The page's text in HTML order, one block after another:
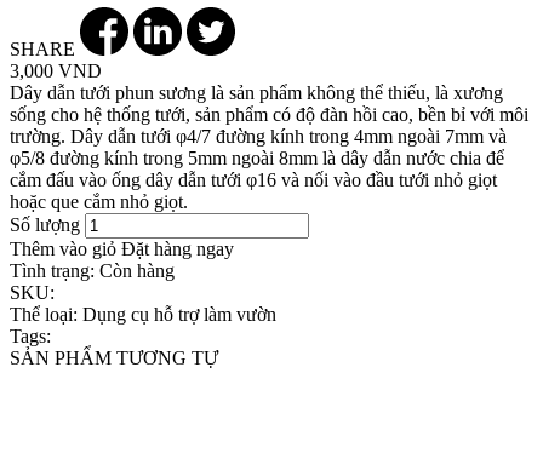
SHARE
3,000 VND
Dây dẫn tưới phun sương là sản phẩm không thể thiếu, là xương
sống cho hệ thống tưới, sản phẩm có độ đàn hồi cao, bền bỉ với môi
trường. Dây dẫn tưới φ4/7 đường kính trong 4mm ngoài 7mm và
φ5/8 đường kính trong 5mm ngoài 8mm là dây dẫn nước chia để
cắm đấu vào ống dây dẫn tưới φ16 và nối vào đầu tưới nhỏ giọt
hoặc que cắm nhỏ giọt.
Số lượng
Thêm vào giỏ Đặt hàng ngay
Tình trạng: Còn hàng
SKU:
Thể loại: Dụng cụ hỗ trợ làm vườn
Tags:
SẢN PHẨM TƯƠNG TỰ